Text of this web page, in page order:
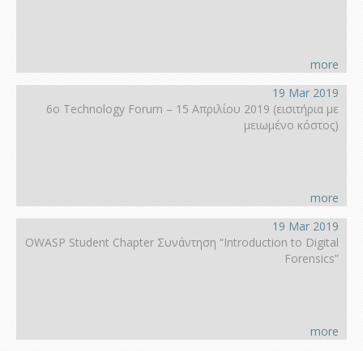
more
19 Mar 2019
6ο Technology Forum – 15 Απριλίου 2019 (εισιτήρια με
μειωμένο κόστος)
more
19 Mar 2019
OWASP Student Chapter Συνάντηση “Introduction to Digital
Forensics”
more